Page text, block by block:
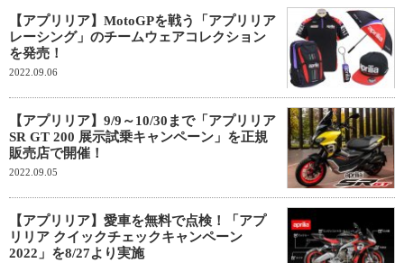
【アプリリア】MotoGPを戦う「アプリリア
レーシング」のチームウェアコレクション
を発売！
2022.09.06
【アプリリア】9/9～10/30まで「アプリリア
SR GT 200 展示試乗キャンペーン」を正規
販売店で開催！
2022.09.05
【アプリリア】愛車を無料で点検！「アプ
リリア クイックチェックキャンペーン
2022」を8/27より実施